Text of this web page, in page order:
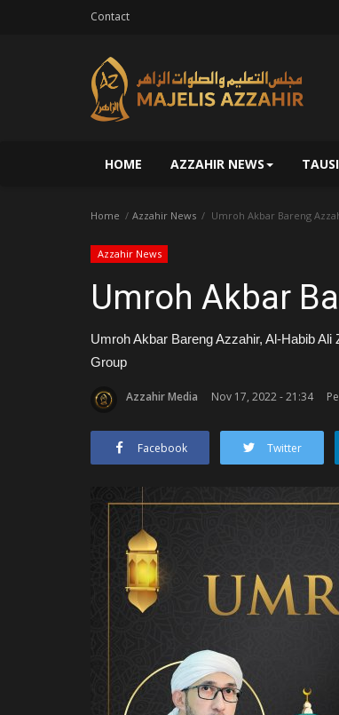
Contact
HOME AZZAHIR NEWS
Home Azzahir News Umroh Akbar Bareng
Azzahir News
Umroh Akbar
Umroh Akbar Bareng Azzahir, Al-Habib
Group
Azzahir Media Nov 17, 2022 - 21:34
Facebook Twitter